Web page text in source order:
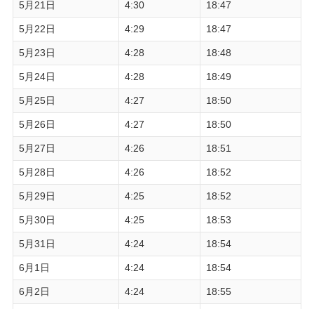
5月21日 4:30 18:47
5月22日 4:29 18:47
5月23日 4:28 18:48
5月24日 4:28 18:49
5月25日 4:27 18:50
5月26日 4:27 18:50
5月27日 4:26 18:51
5月28日 4:26 18:52
5月29日 4:25 18:52
5月30日 4:25 18:53
5月31日 4:24 18:54
6月1日 4:24 18:54
6月2日 4:24 18:55